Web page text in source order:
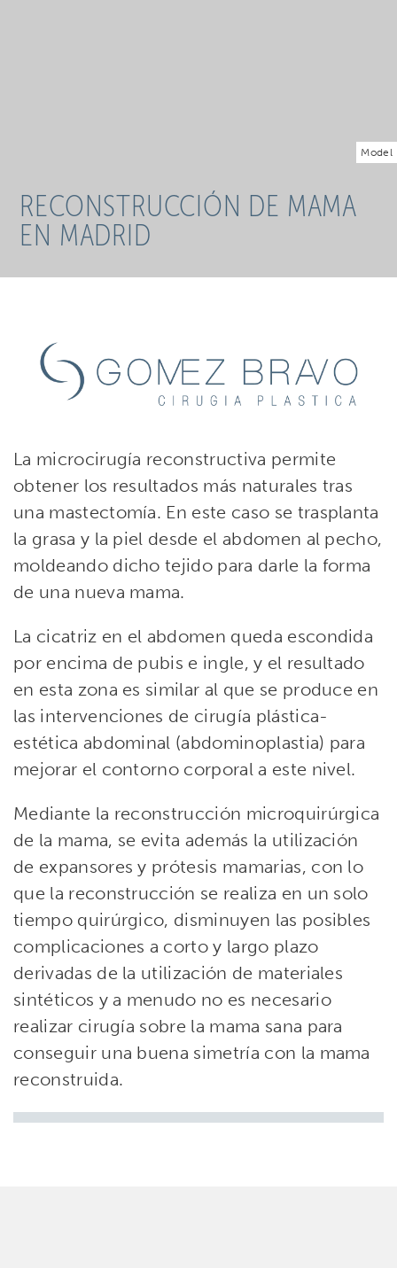
Model
RECONSTRUCCIÓN DE MAMA
EN MADRID
La microcirugía reconstructiva permite
obtener los resultados más naturales tras
una mastectomía. En este caso se trasplanta
la grasa y la piel desde el abdomen al pecho,
moldeando dicho tejido para darle la forma
de una nueva mama.
La cicatriz en el abdomen queda escondida
por encima de pubis e ingle, y el resultado
en esta zona es similar al que se produce en
las intervenciones de cirugía plástica-
estética abdominal (abdominoplastia) para
mejorar el contorno corporal a este nivel.
Mediante la reconstrucción microquirúrgica
de la mama, se evita además la utilización
de expansores y prótesis mamarias, con lo
que la reconstrucción se realiza en un solo
tiempo quirúrgico, disminuyen las posibles
complicaciones a corto y largo plazo
derivadas de la utilización de materiales
sintéticos y a menudo no es necesario
realizar cirugía sobre la mama sana para
conseguir una buena simetría con la mama
reconstruida.